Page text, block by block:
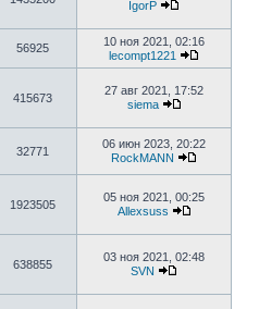
IgorP
56925
10 ноя 2021, 02:16
lecompt1221
415673
27 авг 2021, 17:52
siema
32771
06 июн 2023, 20:22
RockMANN
1923505
05 ноя 2021, 00:25
Allexsuss
638855
03 ноя 2021, 02:48
SVN